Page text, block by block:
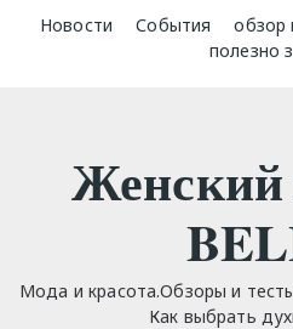
Новости События обзор
полезно
Мода и красота.Обзоры и
Как выбрать